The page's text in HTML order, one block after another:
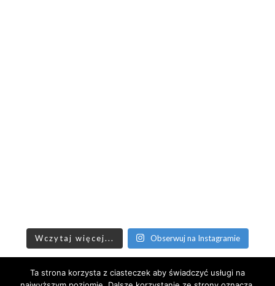
Wczytaj więcej... Obserwuj na Instagramie
Minerva
Ta strona korzysta z ciasteczek aby świadczyć usługi na